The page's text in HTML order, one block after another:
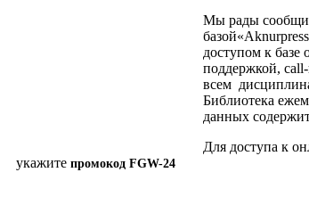
Мы рады
доступом к базе
поддержкой,
всем
Библиотека
данных
Для доступа к
укажите промокод FGW-24